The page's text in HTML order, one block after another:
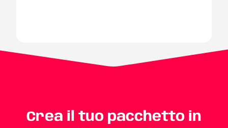
Crea il tuo pacchetto in